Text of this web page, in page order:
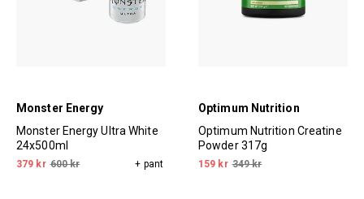
Monster Energy
Monster Energy Ultra White
24x500ml
379 kr 600 kr + pant
Optimum Nutrition
Optimum Nutrition Creatine
Powder 317g
159 kr 349 kr